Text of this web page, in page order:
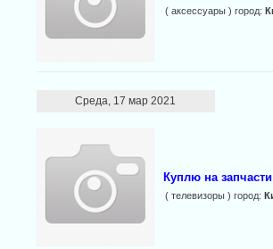
( аксессуары ) город:
Среда, 17 мар 2021
Куплю на
( телевизоры ) город: